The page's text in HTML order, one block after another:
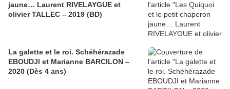
jaune… Laurent RIVELAYGUE et
olivier TALLEC – 2019 (BD)
La galette et le roi. Schéhérazade
EBOUDJI et Marianne BARCILON –
2020 (Dès 4 ans)